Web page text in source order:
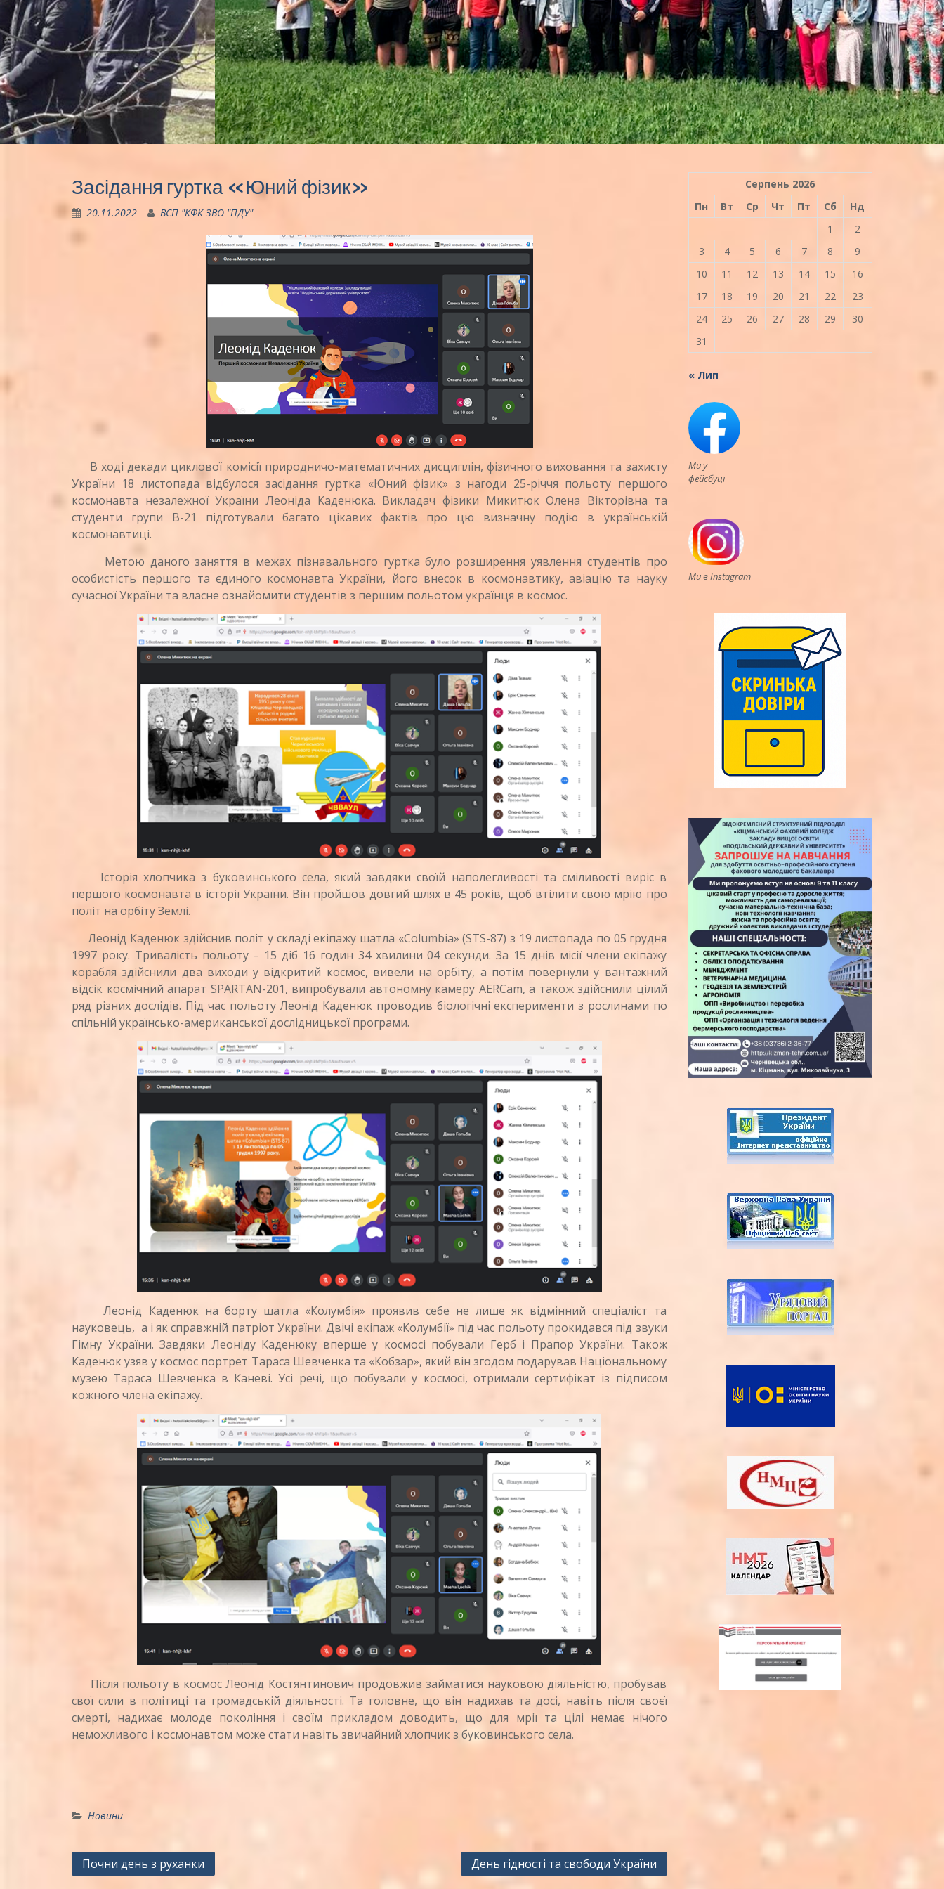
Засідання гуртка «Юний фізик»
20.11.2022 ВСП "КФК ЗВО "ПДУ"
В ході декади циклової комісії природничо-математичних дисциплін, фізичного виховання та захисту
України 18 листопада відбулося засідання гуртка «Юний фізик» з нагоди 25-річчя польоту першого
космонавта незалежної України Леоніда Каденюка. Викладач фізики Микитюк Олена Вікторівна та
студенти групи В-21 підготували багато цікавих фактів про цю визначну подію в українській
космонавтиці.
Метою даного заняття в межах пізнавального гуртка було розширення уявлення студентів про
особистість першого та єдиного космонавта України, його внесок в космонавтику, авіацію та науку
сучасної України та власне ознайомити студентів з першим польотом українця в космос.
Історія хлопчика з буковинського села, який завдяки своїй наполегливості та сміливості виріс в
першого космонавта в історії України. Він пройшов довгий шлях в 45 років, щоб втілити свою мрію про
політ на орбіту Землі.
Леонід Каденюк здійснив політ у складі екіпажу шатла «Columbia» (STS-87) з 19 листопада по 05 грудня
1997 року. Тривалість польоту – 15 діб 16 годин 34 хвилини 04 секунди. За 15 днів місії члени екіпажу
корабля здійснили два виходи у відкритий космос, вивели на орбіту, а потім повернули у вантажний
відсік космічний апарат SPARTAN-201, випробували автономну камеру AERCam, а також здійснили цілий
ряд різних дослідів. Під час польоту Леонід Каденюк проводив біологічні експерименти з рослинами по
спільній українсько-американської дослідницької програми.
Леонід Каденюк на борту шатла «Колумбія» проявив себе не лише як відмінний спеціаліст та
науковець, а і як справжній патріот України. Двічі екіпаж «Колумбії» під час польоту прокидався під звуки
Гімну України. Завдяки Леоніду Каденюку вперше у космосі побували Герб і Прапор України. Також
Каденюк узяв у космос портрет Тараса Шевченка та «Кобзар», який він згодом подарував Національному
музею Тараса Шевченка в Каневі. Усі речі, що побували у космосі, отримали сертифікат із підписом
кожного члена екіпажу.
Після польоту в космос Леонід Костянтинович продовжив займатися науковою діяльністю, пробував
свої сили в політиці та громадській діяльності. Та головне, що він надихав та досі, навіть після своєї
смерті, надихає молоде покоління і своїм прикладом доводить, що для мрії та цілі немає нічого
неможливого і космонавтом може стати навіть звичайний хлопчик з буковинського села.
Новини
Навігація
Почни день з руханки День гідності та свободи України
Серпень 2026
Пн
Вт Ср Чт Пт Сб
Нд
1
2
3
4 5 6 7 8
9
10
11 12 13 14 15
16
17
18 19 20 21 22
23
24
25 26 27 28 29
30
31
« Лип
Ми у
фейсбуці
Ми в Instagram